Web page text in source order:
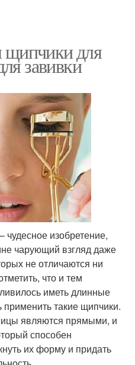
щипчики для
завивки
изобретение,
чарующий взгляд даже
не отличаются ни
что и тем
иметь длинные
такие щипчики.
являются прямыми, и
способен
их форму и придать